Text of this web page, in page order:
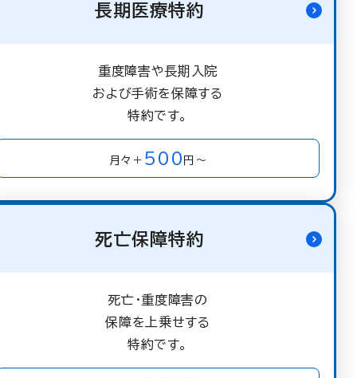
長期医療特約
重度障害や長期入院
および手術を保障する
特約です。
月々＋ 500 円～
死亡保障特約
死亡・重度障害の
保障を上乗せする
特約です。